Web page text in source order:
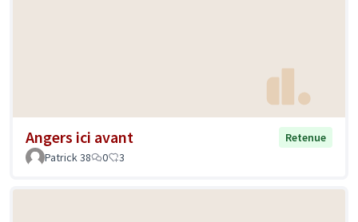
Angers ici avant
Retenue
Patrick 38
0 3